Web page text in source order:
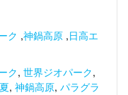
ク ,神鍋高原 ,日高エ
ク, 世界ジオパーク,
夏, 神鍋高原, パラグラ